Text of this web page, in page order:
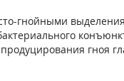
гнойными
гноя